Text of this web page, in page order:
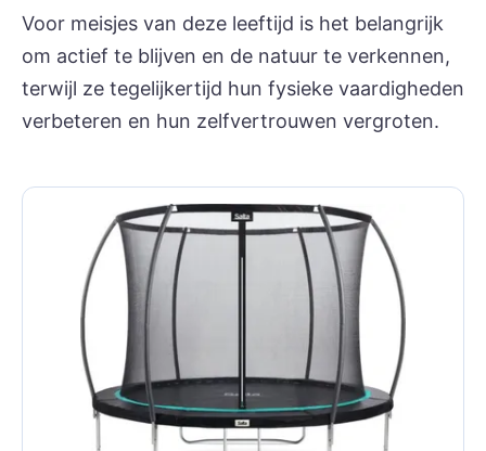
Voor meisjes van deze leeftijd is het belangrijk
om actief te blijven en de natuur te verkennen,
terwijl ze tegelijkertijd hun fysieke vaardigheden
verbeteren en hun zelfvertrouwen vergroten.